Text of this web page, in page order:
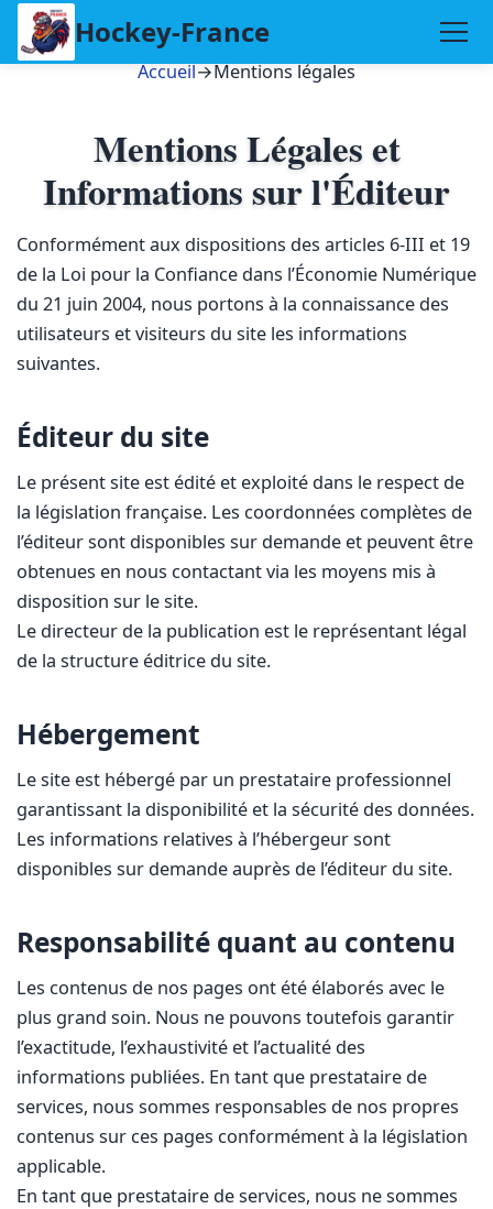
Hockey-France
Accueil→Mentions légales
Mentions Légales et
Informations sur l'Éditeur
Conformément aux dispositions des articles 6-III et 19
de la Loi pour la Confiance dans l’Économie Numérique
du 21 juin 2004, nous portons à la connaissance des
utilisateurs et visiteurs du site les informations
suivantes.
Éditeur du site
Le présent site est édité et exploité dans le respect de
la législation française. Les coordonnées complètes de
l’éditeur sont disponibles sur demande et peuvent être
obtenues en nous contactant via les moyens mis à
disposition sur le site.
Le directeur de la publication est le représentant légal
de la structure éditrice du site.
Hébergement
Le site est hébergé par un prestataire professionnel
garantissant la disponibilité et la sécurité des données.
Les informations relatives à l’hébergeur sont
disponibles sur demande auprès de l’éditeur du site.
Responsabilité quant au contenu
Les contenus de nos pages ont été élaborés avec le
plus grand soin. Nous ne pouvons toutefois garantir
l’exactitude, l’exhaustivité et l’actualité des
informations publiées. En tant que prestataire de
services, nous sommes responsables de nos propres
contenus sur ces pages conformément à la législation
applicable.
En tant que prestataire de services, nous ne sommes